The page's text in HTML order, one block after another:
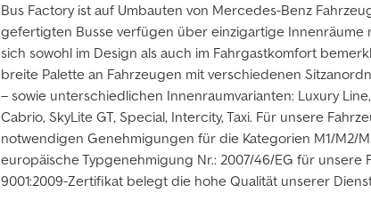
Bus Factory ist auf Umbauten von Mercedes-Benz
gefertigten Busse verfügen über einzigartige Innenräume
sich sowohl im Design als auch im Fahrgastkomfort
breite Palette an Fahrzeugen mit verschiedenen
– sowie unterschiedlichen Innenraumvarianten: Luxury
Cabrio, SkyLite GT, Special, Intercity, Taxi. Für unsere
notwendigen Genehmigungen für die Kategorien M1/M2/
europäische Typgenehmigung Nr.: 2007/46/EG für unsere
9001:2009-Zertifikat belegt die hohe Qualität unserer